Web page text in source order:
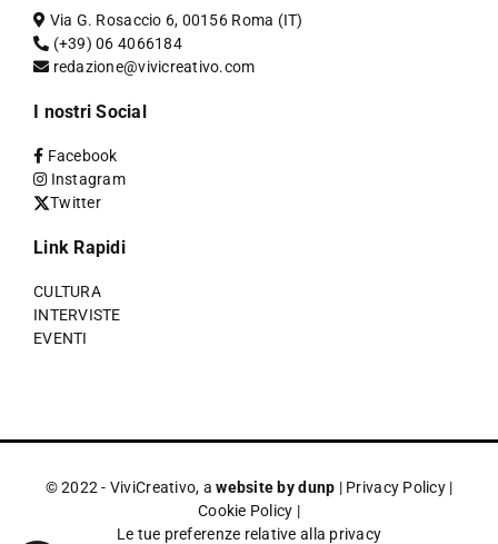
Via G. Rosaccio 6, 00156 Roma (IT)
(+39) 06 4066184
redazione@vivicreativo.com
I nostri Social
Facebook
Instagram
Twitter
Link Rapidi
CULTURA
INTERVISTE
EVENTI
© 2022 - ViviCreativo, awebsite by dunp | Privacy Policy|
Cookie Policy |
Le tue preferenze relative alla privacy